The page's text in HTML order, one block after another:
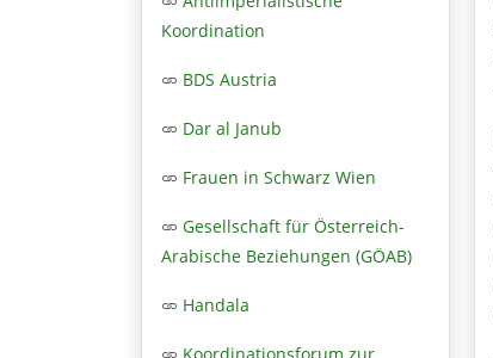
Koordination
BDS Austria
Dar al Janub
Frauen in Schwarz Wien
Gesellschaft für Österreich-
Arabische Beziehungen (GÖAB)
Handala